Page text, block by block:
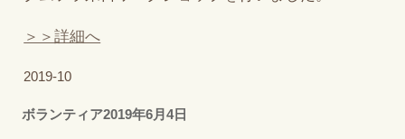
＞＞詳細へ
2019-10
ボランティア2019年6月4日